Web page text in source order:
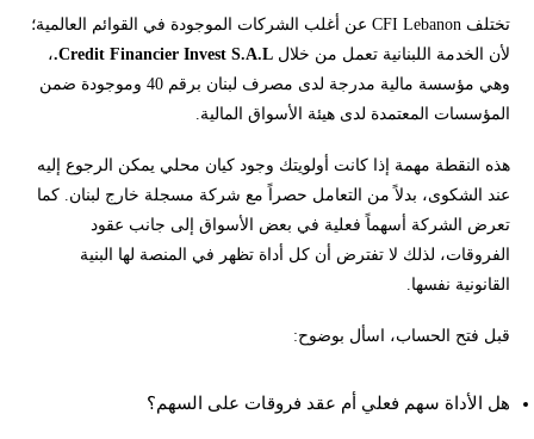
تختلف CFI Lebanon عن أغلب الشركات الموجودة في القوائم العالمية؛
لأن الخدمة اللبنانية تعمل من خلال Credit Financier Invest S.A.L. ،
وهي مؤسسة مالية مدرجة لدى مصرف لبنان برقم 40 وموجودة ضمن
المؤسسات المعتمدة لدى هيئة الأسواق المالية.
هذه النقطة مهمة إذا كانت أولويتك وجود كيان محلي يمكن الرجوع إليه
عند الشكوى، بدلاً من التعامل حصراً مع شركة مسجلة خارج لبنان. كما
تعرض الشركة أسهماً فعلية في بعض الأسواق إلى جانب عقود
الفروقات، لذلك لا تفترض أن كل أداة تظهر في المنصة لها البنية
القانونية نفسها.
قبل فتح الحساب، اسأل بوضوح:
هل الأداة سهم فعلي أم عقد فروقات على السهم؟